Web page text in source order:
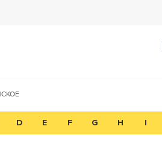
D E F G H I